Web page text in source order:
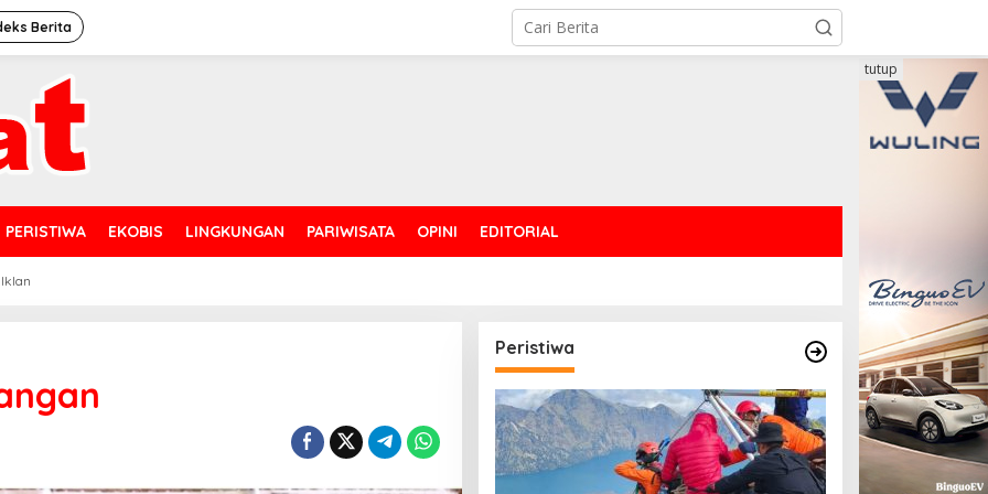
Berita
PERISTIWA EKOBIS LINGKUNGAN PARIWISATA OPINI EDITORIAL
tutup
Peristiwa